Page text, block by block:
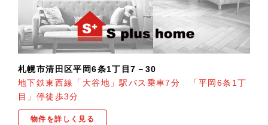
札幌市清田区平岡6条1丁目7－30
地下鉄東西線「大谷地」駅バス乗車7分 「平岡6条1丁
目」停徒歩3分
物件を詳しく見る